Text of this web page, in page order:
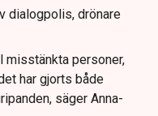
dialogpolis, drönare
personer,
har gjorts både
säger Anna-